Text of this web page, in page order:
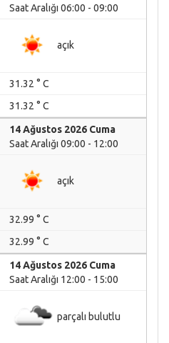
Saat Aralığı 06:00 - 09:00
açık
31.32 ° C
31.32 ° C
14 Ağustos 2026 Cuma
Saat Aralığı 09:00 - 12:00
açık
32.99 ° C
32.99 ° C
14 Ağustos 2026 Cuma
Saat Aralığı 12:00 - 15:00
parçalı bulutlu